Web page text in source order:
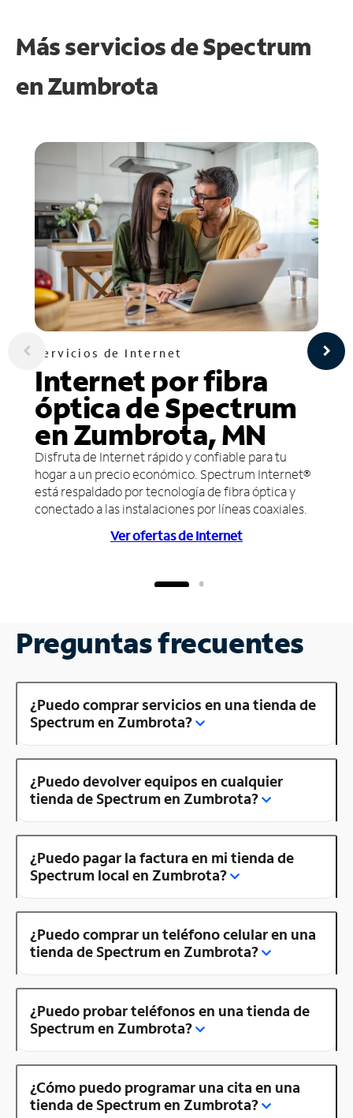
Más servicios de Spectrum
enZumbrota
Servicios de Internet
Internet por fibra
óptica de Spectrum
en Zumbrota, MN
Disfruta de Internet rápido y confiable para tu
hogar a un precio económico. Spectrum Internet®
está respaldado por tecnología de fibra óptica y
conectado a las instalaciones por líneas coaxiales.
Ver ofertas de Internet
Preguntas frecuentes
¿Puedo comprar servicios en una tienda de
Spectrum en Zumbrota?
¿Puedo devolver equipos en cualquier
tienda de Spectrum en Zumbrota?
¿Puedo pagar la factura en mi tienda de
Spectrum local en Zumbrota?
¿Puedo comprar un teléfono celular en una
tienda de Spectrum en Zumbrota?
¿Puedo probar teléfonos en una tienda de
Spectrum en Zumbrota?
¿Cómo puedo programar una cita en una
tienda de Spectrum en Zumbrota?